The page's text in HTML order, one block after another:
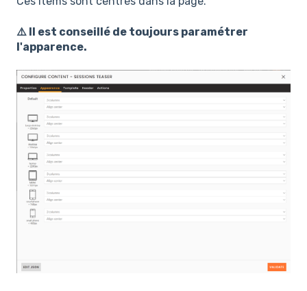
⚠️ Il est conseillé de toujours paramétrer
l'apparence.